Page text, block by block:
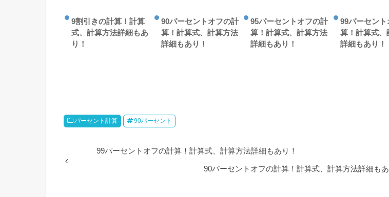
9割引きの計算！計算
式、計算方法詳細もあ
り！
90パーセントオフの計
算！計算式、計算方法
詳細もあり！
95パーセントオフの計
算！計算式、計算方法
詳細もあり！
99パーセント
算！計算式、
詳細もあり！
パーセント計算 90パーセント
99パーセントオフの計算！計算式、計算方法詳細もあり！
90パーセントオフの計算！計算式、計算方法詳細もあ